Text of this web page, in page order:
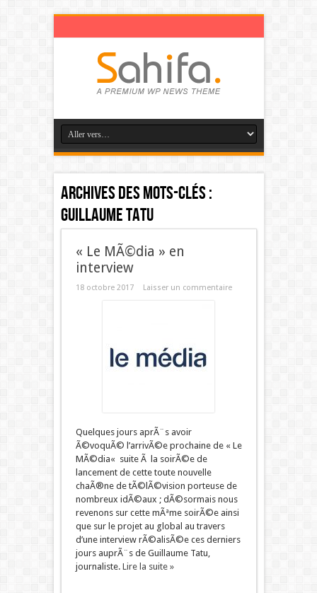
Archives des mots-clés :
Guillaume Tatu
« Le MÃ©dia » en
interview
18 octobre 2017 Laisser un commentaire
Quelques jours aprÃ¨s avoir
Ã©voquÃ© l’arrivÃ©e prochaine de « Le
MÃ©dia« suite Ã la soirÃ©e de
lancement de cette toute nouvelle
chaÃ®ne de tÃ©lÃ©vision porteuse de
nombreux idÃ©aux ; dÃ©sormais nous
revenons sur cette mÃªme soirÃ©e ainsi
que sur le projet au global au travers
d’une interview rÃ©alisÃ©e ces derniers
jours auprÃ¨s de Guillaume Tatu,
journaliste. Lire la suite »